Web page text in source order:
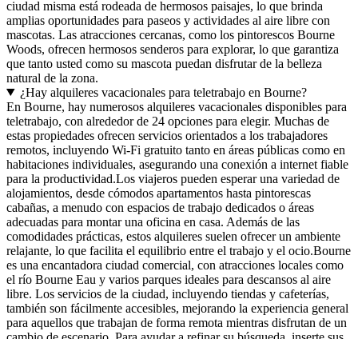
ciudad misma está rodeada de hermosos paisajes, lo que brinda
amplias oportunidades para paseos y actividades al aire libre con
mascotas. Las atracciones cercanas, como los pintorescos Bourne
Woods, ofrecen hermosos senderos para explorar, lo que garantiza
que tanto usted como su mascota puedan disfrutar de la belleza
natural de la zona.
¿Hay alquileres vacacionales para teletrabajo en Bourne?
En Bourne, hay numerosos alquileres vacacionales disponibles para
teletrabajo, con alrededor de 24 opciones para elegir. Muchas de
estas propiedades ofrecen servicios orientados a los trabajadores
remotos, incluyendo Wi-Fi gratuito tanto en áreas públicas como en
habitaciones individuales, asegurando una conexión a internet fiable
para la productividad.Los viajeros pueden esperar una variedad de
alojamientos, desde cómodos apartamentos hasta pintorescas
cabañas, a menudo con espacios de trabajo dedicados o áreas
adecuadas para montar una oficina en casa. Además de las
comodidades prácticas, estos alquileres suelen ofrecer un ambiente
relajante, lo que facilita el equilibrio entre el trabajo y el ocio.Bourne
es una encantadora ciudad comercial, con atracciones locales como
el río Bourne Eau y varios parques ideales para descansos al aire
libre. Los servicios de la ciudad, incluyendo tiendas y cafeterías,
también son fácilmente accesibles, mejorando la experiencia general
para aquellos que trabajan de forma remota mientras disfrutan de un